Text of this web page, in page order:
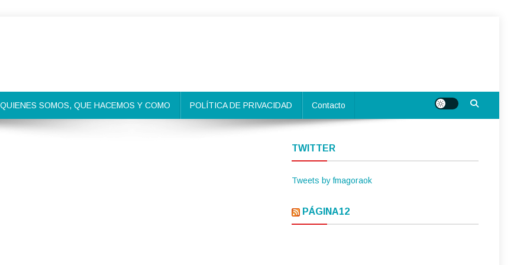
QUIENES SOMOS, QUE HACEMOS Y COMO POLÍTICA DE PRIVACIDAD Contacto
TWITTER
Tweets by fmagoraok
PÁGINA12